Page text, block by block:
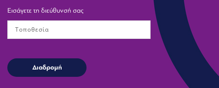
Εισάγετε τη διεύθυνσή σας